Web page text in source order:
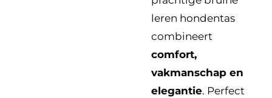
leren hondentas
combineert
comfort,
vakmanschap en
elegantie. Perfect